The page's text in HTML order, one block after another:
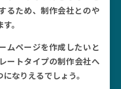
るため、制作会社とのや
。
ムページを作成したいと
ートタイプの制作会社へ
なりえるでしょう。